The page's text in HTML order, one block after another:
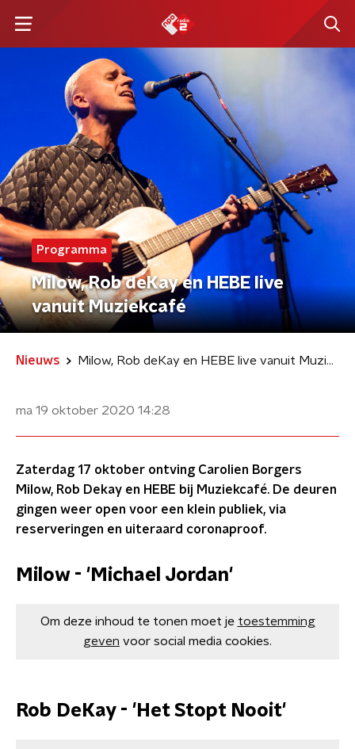
Programma
Milow, Rob deKay en HEBE live
vanuit Muziekcafé
Nieuws Milow, Rob deKay en HEBE live vanuit Muziekcafé
ma 19 oktober 2020 14:28
Zaterdag 17 oktober ontving Carolien Borgers
Milow, Rob Dekay en HEBE bij Muziekcafé. De deuren
gingen weer open voor een klein publiek, via
reserveringen en uiteraard coronaproof.
Milow - 'Michael Jordan'
Om deze inhoud te tonen moet je toestemming
geven voor social media cookies.
Rob DeKay - 'Het Stopt Nooit'